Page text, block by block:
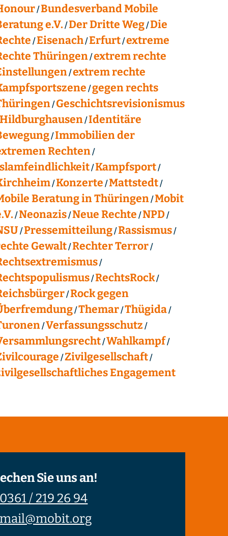
Bundesverband Mobile
e.V. Der Dritte Weg Die
Eisenach Erfurt extreme
Thüringen extrem rechte
extrem rechte
gegen rechts
Geschichtsrevisionismus
Identitäre
Immobilien der
Rechten
Kampfsport
Konzerte Mattstedt
Beratung in Thüringen Mobit
Neonazis Neue Rechte NPD
Pressemitteilung Rassismus
Gewalt Rechter Terror
RechtsRock
Rock gegen
Themar Thügida
Verfassungsschutz
Wahlkampf
Zivilgesellschaft
Engagement
Sie uns an!
0361 / 219 26 94
mail@mobit.org